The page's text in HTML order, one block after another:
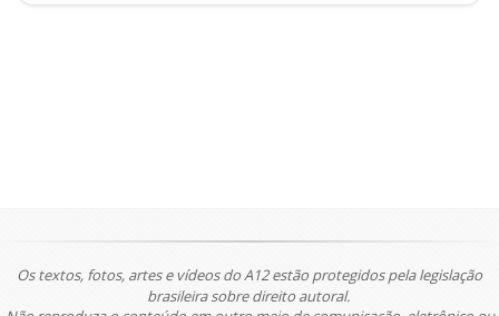
Os textos, fotos, artes e vídeos do A12 estão protegidos pela legislação
brasileira sobre direito autoral.